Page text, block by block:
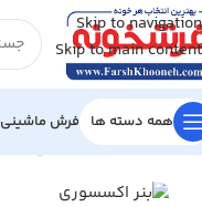
Skip to navigation
Skip to main content
همه دسته ها فرش ماشینی
خانه/محصول سبک طرح فرش